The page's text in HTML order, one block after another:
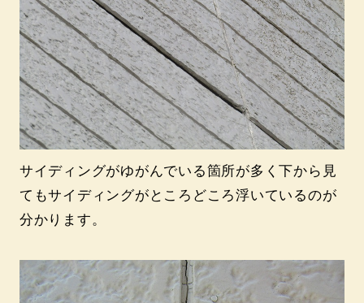
サイディングがゆがんでいる箇所が多く下から見
てもサイディングがところどころ浮いているのが
分かります。